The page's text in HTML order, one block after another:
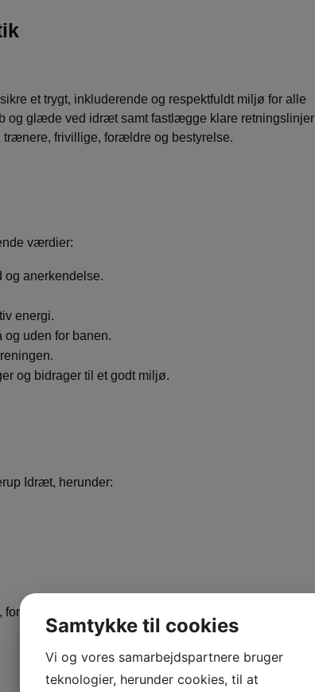
et trygt, inkluderende og respektfuldt miljø for alle
og glæde ved idræt samt fastlægge klare retningslinjer
frivillige, forældre og bestyrelse.
værdier:
anerkendelse.
energi.
uden for banen.
og bidrager til et godt miljø.
Idræt, herunder:
og bestyrelsesmedlemmer.
Samtykke til cookies
Vi og vores samarbejdspartnere bruger
teknologier, herunder cookies, til at